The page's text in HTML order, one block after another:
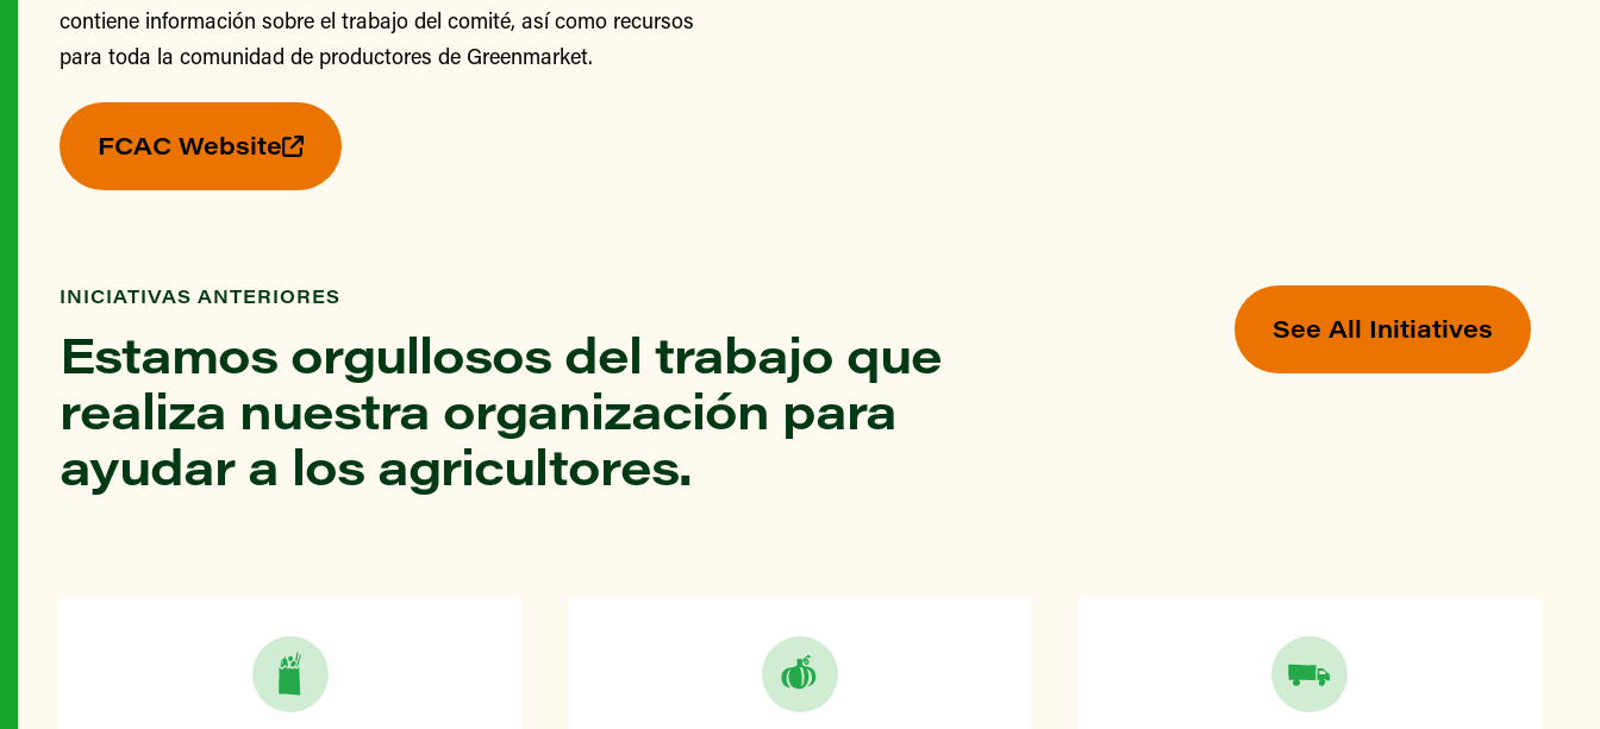
contiene información sobre el trabajo del comité, así como recursos
para toda la comunidad de productores de Greenmarket.
FCAC Website
INICIATIVAS ANTERIORES
Estamos orgullosos del trabajo que
realiza nuestra organización para
ayudar a los agricultores.
See All Initiatives